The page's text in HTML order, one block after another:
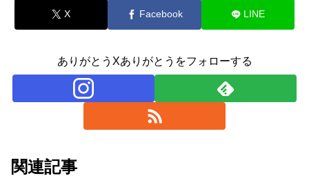
X Facebook LINE
ありがとうXありがとうをフォローする
関連記事